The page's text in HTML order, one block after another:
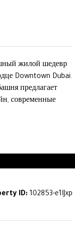
жилой шедевр
Downtown Dubai.
предлагает
современные
ID: 102853-e1IJxp